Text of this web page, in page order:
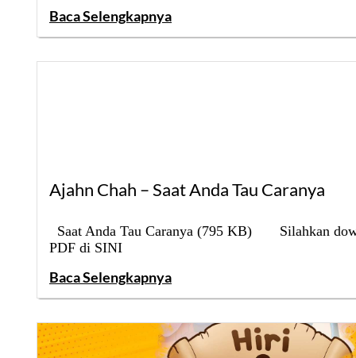
Baca Selengkapnya
Ajahn Chah – Saat Anda Tau Caranya
Saat Anda Tau Caranya (795 KB) Silahkan
PDF di SINI
Baca Selengkapnya